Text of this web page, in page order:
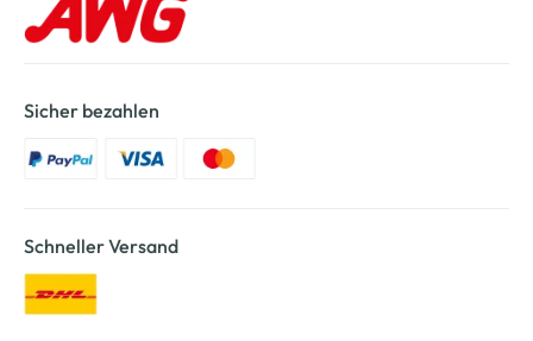
Sicher bezahlen
Schneller Versand